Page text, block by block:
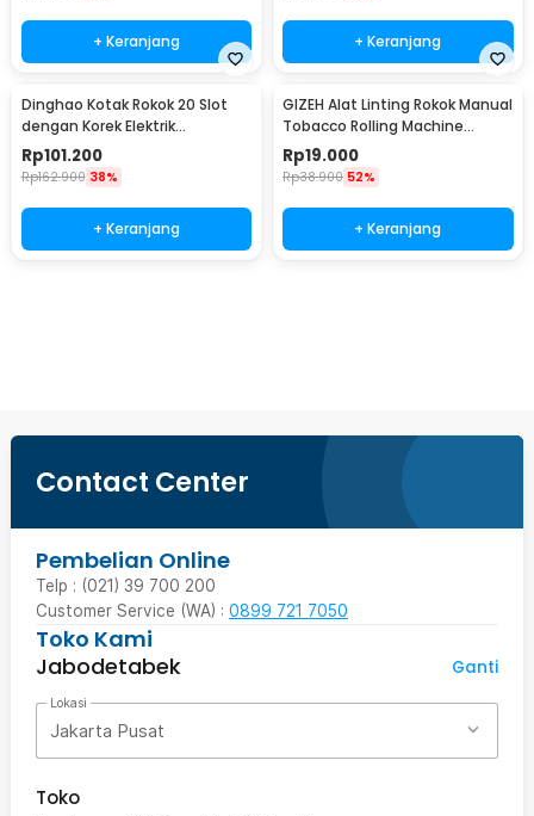
+ Keranjang + Keranjang
Dinghao Kotak Rokok 20 Slot
dengan Korek Elektrik
Pyrotechnic - DH-9010
Rp101.200
Rp162.900 38%
+ Keranjang
GIZEH Alat Linting Rokok Manual
Tobacco Rolling Machine
8x70mm - HP-7
Rp19.000
Rp38.900 52%
+ Keranjang
Contact Center
Pembelian Online
Telp : (021) 39 700 200
Customer Service (WA) : 0899 721 7050
Toko Kami
Jabodetabek
Ganti
Lokasi
Jakarta Pusat
Toko